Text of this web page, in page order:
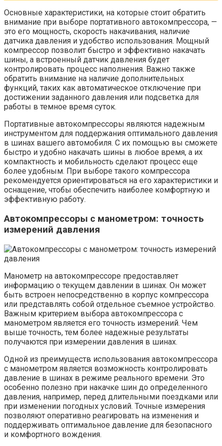
Основные характеристики, на которые стоит обратить
внимание при выборе портативного автокомпрессора, —
это его мощность, скорость накачивания, наличие
датчика давления и удобство использования. Мощный
компрессор позволит быстро и эффективно накачать
шины, а встроенный датчик давления будет
контролировать процесс наполнения. Важно также
обратить внимание на наличие дополнительных
функций, таких как автоматическое отключение при
достижении заданного давления или подсветка для
работы в темное время суток.
Портативные автокомпрессоры являются надежным
инструментом для поддержания оптимального давления
в шинах вашего автомобиля. С их помощью вы сможете
быстро и удобно накачать шины в любое время, а их
компактность и мобильность сделают процесс еще
более удобным. При выборе такого компрессора
рекомендуется ориентироваться на его характеристики и
оснащение, чтобы обеспечить наиболее комфортную и
эффективную работу.
Автокомпрессоры с манометром: точность
измерений давления
Манометр на автокомпрессоре предоставляет
информацию о текущем давлении в шинах. Он может
быть встроен непосредственно в корпус компрессора
или представлять собой отдельное съемное устройство.
Важным критерием выбора автокомпрессора с
манометром является его точность измерений. Чем
выше точность, тем более надежные результаты
получаются при измерении давления в шинах.
Одной из преимуществ использования автокомпрессора
с манометром является возможность контролировать
давление в шинах в режиме реального времени. Это
особенно полезно при накачке шин до определенного
давления, например, перед длительными поездками или
при изменении погодных условий. Точные измерения
позволяют оперативно реагировать на изменения и
поддерживать оптимальное давление для безопасного
и комфортного вождения.